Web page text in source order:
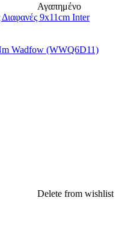
Αγαπημένο
9x11cm Inter
Delete from wishlist